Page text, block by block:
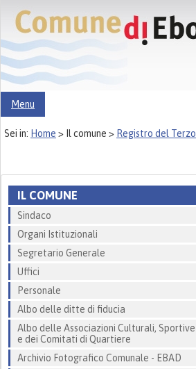
Menu
Sei in: Home > Il comune > Registro del
IL COMUNE
Sindaco
Organi Istituzionali
Segretario Generale
Uffici
Personale
Albo delle ditte di fiducia
Albo delle Associazioni Culturali, Sportive
e dei Comitati di Quartiere
Archivio Fotografico Comunale - EBAD